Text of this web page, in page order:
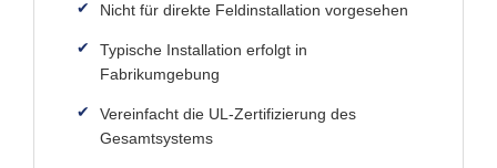
Nicht für direkte Feldinstallation vorgesehen
Typische Installation erfolgt in
Fabrikumgebung
Vereinfacht die UL-Zertifizierung des
Gesamtsystems